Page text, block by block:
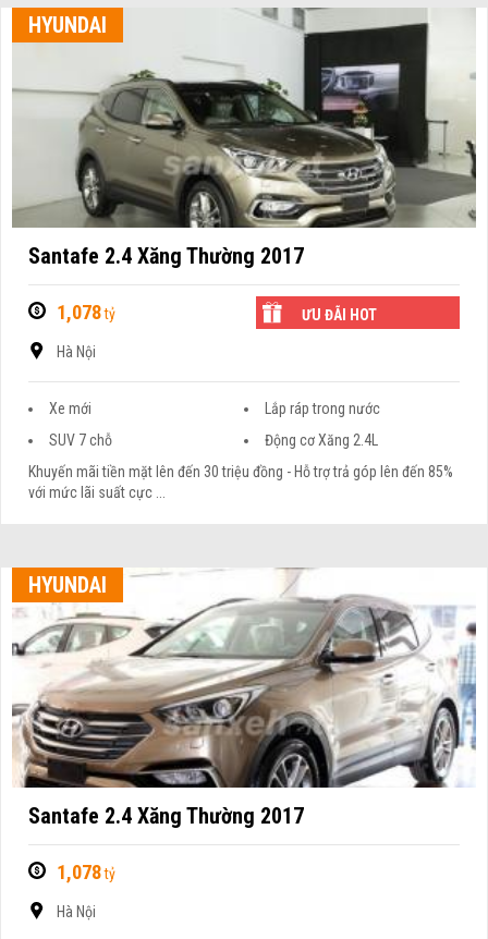
HYUNDAI
Santafe 2.4 Xăng Thường 2017
1,078tỷ ƯU ĐÃI HOT
Hà Nội
Xe mới
Lắp ráp trong nước
SUV 7 chỗ
Động cơ Xăng 2.4L
Khuyến mãi tiền mặt lên đến 30 triệu đồng - Hỗ trợ trả góp lên đến 85%
với mức lãi suất cực ...
HYUNDAI
Santafe 2.4 Xăng Thường 2017
1,078tỷ
Hà Nội